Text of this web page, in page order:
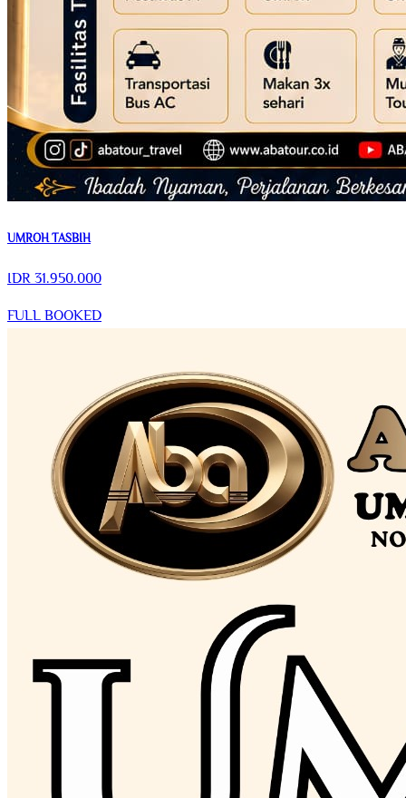
UMROH TASBIH
IDR31.950.000
FULL BOOKED